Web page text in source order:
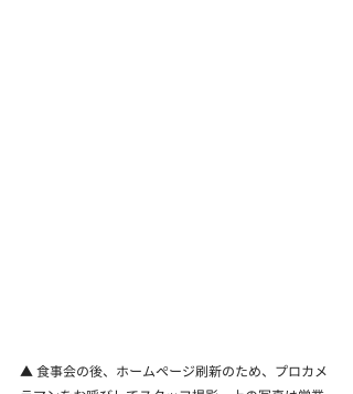
▲ 食事会の後、ホームページ刷新のため、プロカメ